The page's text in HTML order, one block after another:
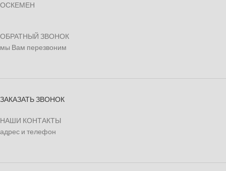
ОСКЕМЕН
ОБРАТНЫЙ ЗВОНОК
мы Вам перезвоним
ЗАКАЗАТЬ ЗВОНОК
НАШИ КОНТАКТЫ
адрес и телефон